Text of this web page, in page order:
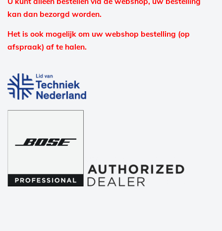
kan dan bezorgd worden.
Het is ook mogelijk om uw webshop bestelling (op
afspraak) af te halen.